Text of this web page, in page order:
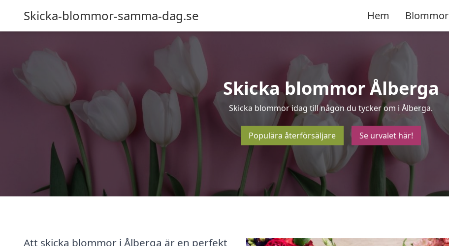
Skicka-blommor-samma-dag.se Hem Blommor
Skicka blommor Ålberga
Skicka blommor idag till någon du tycker om i Ålberga.
Populära återförsäljare Se urvalet här!
Att skicka blommor i Ålberga är en perfekt